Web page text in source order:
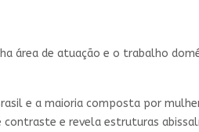
área de atuação e o trabalho
e a maioria composta por
e revela estruturas